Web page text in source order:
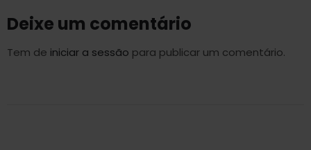
Deixe um comentário
Tem de iniciar a sessão para publicar um comentário.